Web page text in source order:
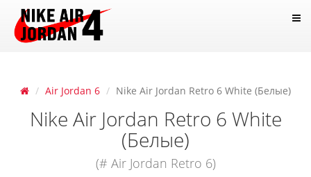
Air Jordan 6 Nike Air Jordan Retro 6 White (Белые)
Nike Air Jordan Retro 6 White
(Белые)
(# Air Jordan Retro 6)